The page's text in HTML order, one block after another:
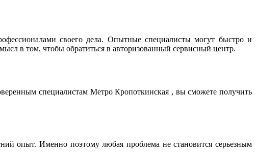
своего дела. Опытные специалисты могут быстро и
в том, чтобы обратиться в авторизованный сервисный центр.
специалистам Метро Кропоткинская , вы сможете получить
опыт. Именно поэтому любая проблема не становится серьезным